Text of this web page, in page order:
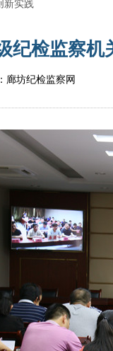
新实践
纪检监察
廊坊纪检监察网